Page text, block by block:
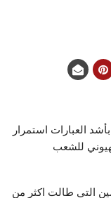
العبارات استمرار
للشعب
التي طالت اكثر من